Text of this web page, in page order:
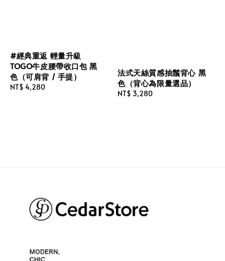
#經典重返 輕量升級
TOGO牛皮腰帶收口包 黑
色（可肩背 / 手提）
Regular
NT$ 4,280
法式天絲質感抽鬚背心 黑
色（背心為限量選品）
Regular
NT$ 3,280